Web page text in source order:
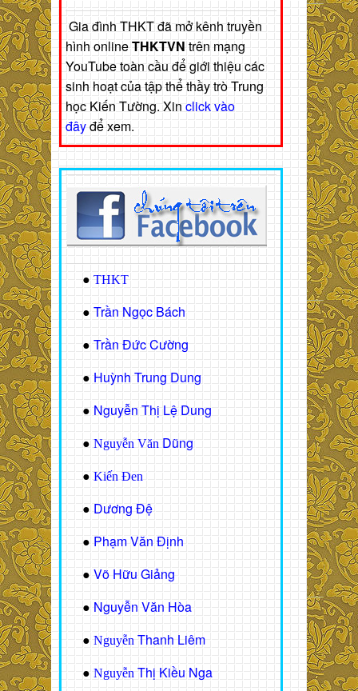
Gia đình THKT đã mở kênh truyền
hình onlineTHKTVN trên mạng
YouTube toàn cầu để giới thiệu các
sinh hoạt của tập thể thầy trò Trung
học Kiến Tường. Xin click vào
đâyđể xem.
● THKT
● Trần Ngọc Bách
● Trần Đức Cường
● Huỳnh Trung Dung
● Nguyễn Thị Lệ Dung
● Nguyễn Văn Dũng
● Kiến Đen
● Dương Đệ
● Phạm Văn Định
● Võ Hữu Giảng
● Nguyễn Văn Hòa
● Nguyễn Thanh Liêm
● Nguyễn Thị Kiều Nga